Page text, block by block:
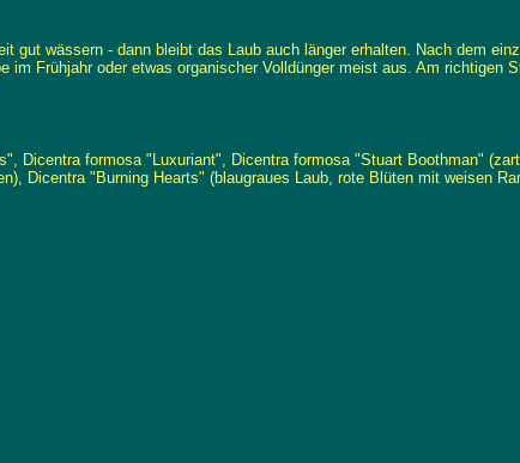
wässern - dann bleibt das Laub auch länger erhalten. Nach dem
Frühjahr oder etwas organischer Volldünger meist aus. Am richtigen
Dicentra formosa "Luxuriant", Dicentra formosa "Stuart Boothman"
Dicentra "Burning Hearts" (blaugraues Laub, rote Blüten mit weisen